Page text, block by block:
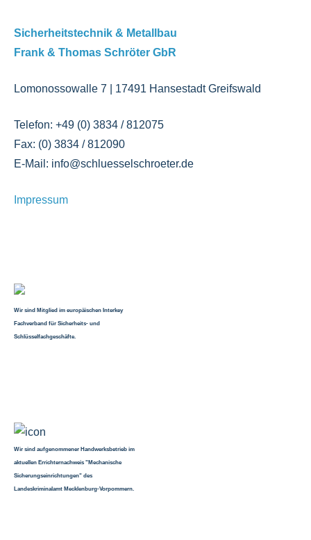
Sicherheitstechnik & Metallbau
Frank & Thomas Schröter GbR
Lomonossowalle 7 | 17491 Hansestadt Greifswald
Telefon: +49 (0) 3834 / 812075
Fax: (0) 3834 / 812090
E-Mail: info@schluesselschroeter.de
Impressum
Wir sind Mitglied im europäischen Interkey
Fachverband für Sicherheits- und
Schlüsselfachgeschäfte.
Wir sind aufgenommener Handwerksbetrieb im
aktuellen Errichternachweis "Mechanische
Sicherungseinrichtungen" des
Landeskriminalamt Mecklenburg-Vorpommern.